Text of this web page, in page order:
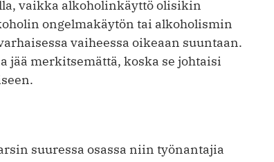
vaikka alkoholinkäyttö olisikin
ongelmakäytön tai alkoholismin
vaiheessa oikeaan suuntaan.
jää merkitsemättä, koska se johtaisi
suuressa osassa niin työnantajia